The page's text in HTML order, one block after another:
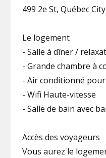
499 2e St, Québec
Le logement
- Salle à dîner /
- Grande chambre à
- Air conditionné
- Wifi Haute-vitesse
- Salle de bain avec
Accès des voyageurs
Vous aurez le